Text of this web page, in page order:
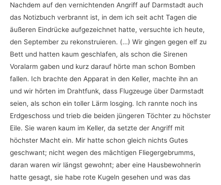
Nachdem auf den vernichtenden Angriff auf Darmstadt auch
das Notizbuch verbrannt ist, in dem ich seit acht Tagen die
äußeren Eindrücke aufgezeichnet hatte, versuchte ich heute,
den September zu rekonstruieren. (…) Wir gingen gegen elf zu
Bett und hatten kaum geschlafen, als schon die Sirenen
Voralarm gaben und kurz darauf hörte man schon Bomben
fallen. Ich brachte den Apparat in den Keller, machte ihn an
und wir hörten im Drahtfunk, dass Flugzeuge über Darmstadt
seien, als schon ein toller Lärm losging. Ich rannte noch ins
Erdgeschoss und trieb die beiden jüngeren Töchter zu höchster
Eile. Sie waren kaum im Keller, da setzte der Angriff mit
höchster Macht ein. Mir hatte schon gleich nichts Gutes
geschwant; nicht wegen des mächtigen Fliegergebrumms,
daran waren wir längst gewohnt; aber eine Hausbewohnerin
hatte gesagt, sie habe rote Kugeln gesehen und was das